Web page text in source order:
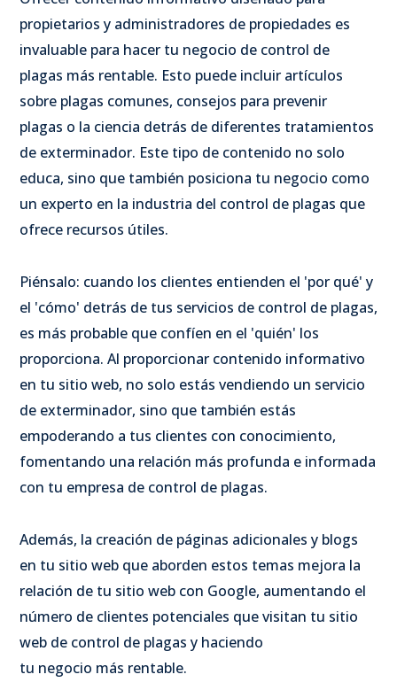
propietarios y administradores de propiedades es
invaluable para hacer tu negocio de control de
plagas más rentable. Esto puede incluir artículos
sobre plagas comunes, consejos para prevenir
plagas o la ciencia detrás de diferentes tratamientos
de exterminador. Este tipo de contenido no solo
educa, sino que también posiciona tu negocio como
un experto en la industria del control de plagas que
ofrece recursos útiles.
Piénsalo: cuando los clientes entienden el 'por qué' y
el 'cómo' detrás de tus servicios de control de plagas,
es más probable que confíen en el 'quién' los
proporciona. Al proporcionar contenido informativo
en tu sitio web, no solo estás vendiendo un servicio
de exterminador, sino que también estás
empoderando a tus clientes con conocimiento,
fomentando una relación más profunda e informada
con tu empresa de control de plagas.
Además, la creación de páginas adicionales y blogs
en tu sitio web que aborden estos temas mejora la
relación de tu sitio web con Google, aumentando el
número de clientes potenciales que visitan tu sitio
web de control de plagas y haciendo
tu negocio más rentable.